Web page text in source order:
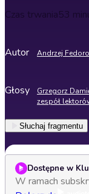
Czas trwania53
Autor Andrzej
Głosy Grzegorz
zespół
Słuchaj fragmentu
Dostępne w
W ramach